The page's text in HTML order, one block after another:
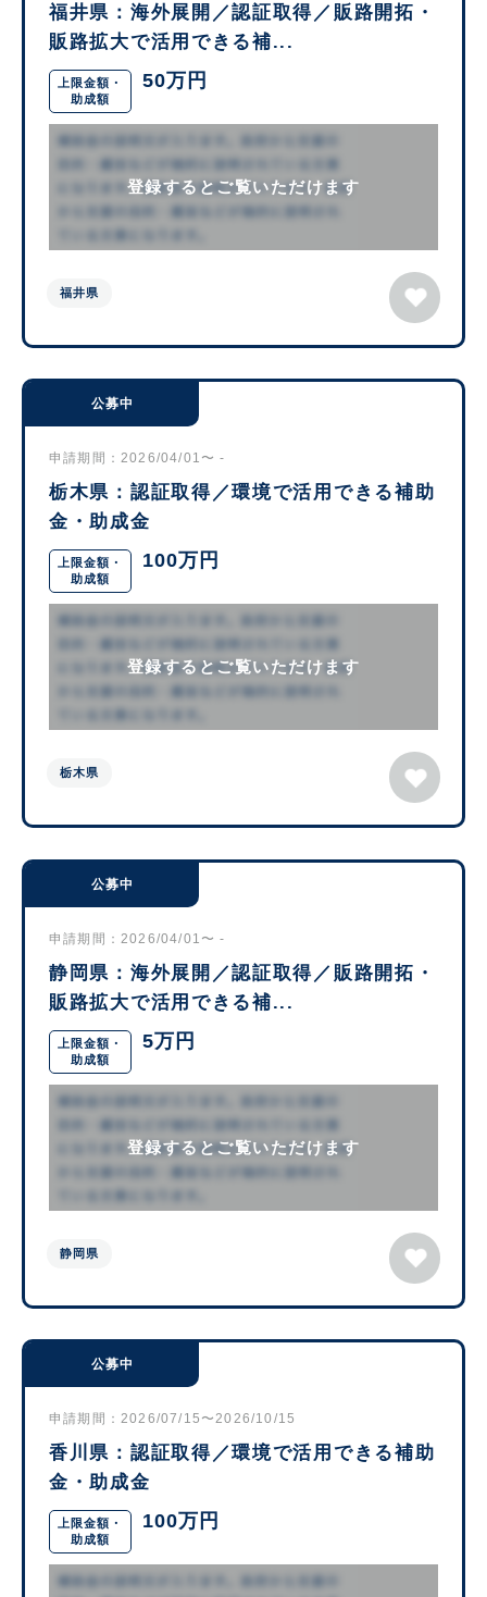
福井県：海外展開／認証取得／販路開拓・
販路拡大で活用できる補...
上限金額・
助成額
50万円
登録するとご覧いただけます
福井県
公募中
申請期間：2026/04/01〜 -
栃木県：認証取得／環境で活用できる補助
金・助成金
上限金額・
助成額
100万円
登録するとご覧いただけます
栃木県
公募中
申請期間：2026/04/01〜 -
静岡県：海外展開／認証取得／販路開拓・
販路拡大で活用できる補...
上限金額・
助成額
5万円
登録するとご覧いただけます
静岡県
公募中
申請期間：2026/07/15〜2026/10/15
香川県：認証取得／環境で活用できる補助
金・助成金
上限金額・
助成額
100万円